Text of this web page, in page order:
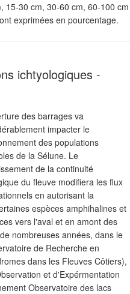
15-30 cm, 30-60 cm, 60-100 cm
exprimées en pourcentage.
ichtyologiques -
des barrages va
impacter le
des populations
de la Sélune. Le
de la continuité
du fleuve modifiera les flux
en autorisant la
espèces amphihalines et
vers l'aval et en amont des
nombreuses années, dans le
de Recherche en
dans les Fleuves Côtiers),
et d'Expérmentation
Observatoire des lacs